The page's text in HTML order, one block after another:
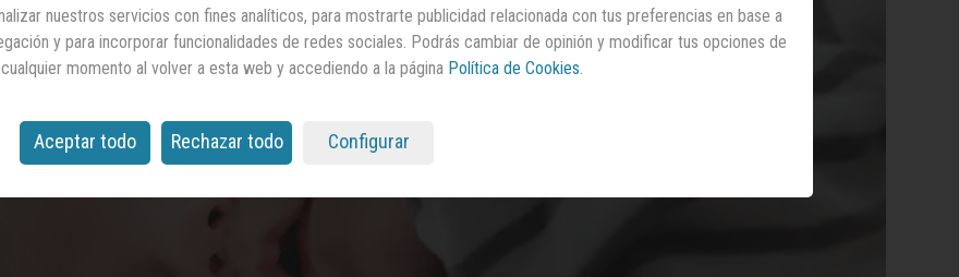
nuestros servicios con fines analíticos, para mostrarte publicidad relacionada con tus preferencias en base a
y para incorporar funcionalidades de redes sociales. Podrás cambiar de opinión y modificar tus opciones de
momento al volver a esta web y accediendo a la página Política de Cookies.
Aceptar todo Rechazar todo Configurar